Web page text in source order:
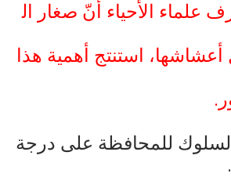
علماء الأحياء أنّ صغار ال
استنتج أهمية هذا
للمحافظة على درجة